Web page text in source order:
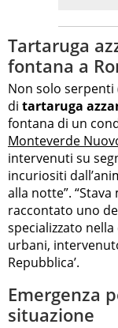
Tartaruga
fontana a
Non solo
di tartaruga
fontana di un
Monteverde
intervenuti su
incuriositi
alla notte”.
raccontato uno
specializzato
urbani,
Repubblica’.
Emergenza
situazione